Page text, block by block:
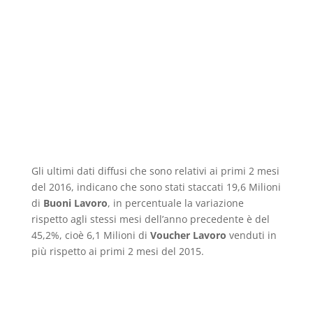
Gli ultimi dati diffusi che sono relativi ai primi 2 mesi
del 2016, indicano che sono stati staccati 19,6 Milioni
di Buoni Lavoro, in percentuale la variazione
rispetto agli stessi mesi dell’anno precedente è del
45,2%, cioè 6,1 Milioni di Voucher Lavoro venduti in
più rispetto ai primi 2 mesi del 2015.